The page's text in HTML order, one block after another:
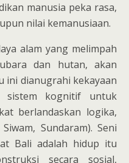
manusia peka rasa,
nilai kemanusiaan.
alam yang melimpah
dan hutan, akan
ini dianugrahi kekayaan
sistem kognitif untuk
berlandaskan logika,
Sundaram). Seni
Bali adalah hidup itu
secara sosial,